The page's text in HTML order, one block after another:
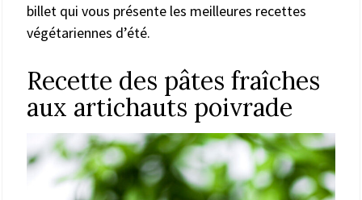
billet qui vous présente les meilleures recettes
végétariennes d’été.
Recette des pâtes fraîches
aux artichauts poivrade